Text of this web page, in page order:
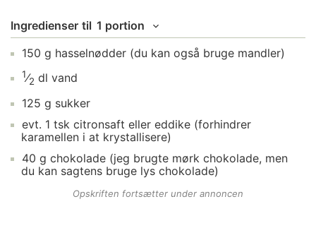
Ingredienser til 1 portion
150 g hasselnødder (du kan også bruge mandler)
1⁄2 dl vand
125 g sukker
evt. 1 tsk citronsaft eller eddike (forhindrer
karamellen i at krystallisere)
40 g chokolade (jeg brugte mørk chokolade, men
du kan sagtens bruge lys chokolade)
Opskriften fortsætter under annoncen